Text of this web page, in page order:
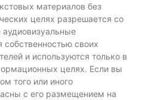
материалов без
целях разрешается со
аудиовизуальные
собственностью своих
и используются только в
целях. Если вы
того или иного
с его размещением на